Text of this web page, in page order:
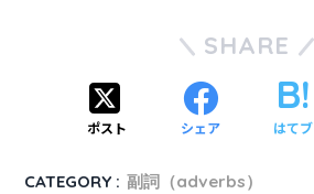
SHARE
ポスト シェア はてブ
CATEGORY : 副詞（adverbs）